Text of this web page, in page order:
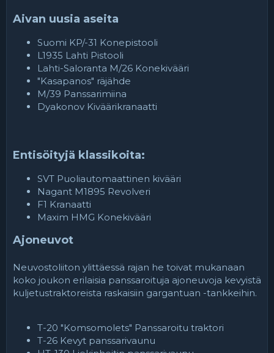
Aivan uusia aseita
Suomi KP/-31 Konepistooli
L1935 Lahti Pistooli
Lahti-Saloranta M/26 Konekivääri
"Kasapanos" räjähde
M/39 Panssarimiina
Dyakonov Kiväärikranaatti
Entisöityjä klassikoita:
SVT Puoliautomaattinen kivääri
Nagant M1895 Revolveri
F1 Kranaatti
Maxim HMG Konekivääri
Ajoneuvot
Neuvostoliiton ylittäessä rajan he toivat mukanaan
koko joukon erilaisia panssaroituja ajoneuvoja kevyistä
kuljetustraktoreista raskaisiin gargantuan -tankkeihin.
T-20 "Komsomolets" Panssaroitu traktori
T-26 Kevyt panssarivaunu